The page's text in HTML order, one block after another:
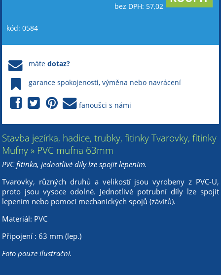
bez DPH: 57,02
kód: 0584
mátedotaz?
garance spokojenosti, výměna nebo navrácení
fanoušci s námi
Stavba jezírka, hadice, trubky, fitinky Tvarovky, fitinky
Mufny » PVC mufna 63mm
PVC fitinka, jednotlivé díly lze spojit lepením.
Tvarovky, různých druhů a velikostí jsou vyrobeny z PVC-U,
proto jsou vysoce odolné. Jednotlivé potrubní díly lze spojit
lepením nebo pomocí mechanických spojů (závitů).
Materiál: PVC
Připojení : 63 mm (lep.)
Foto pouze ilustrační.